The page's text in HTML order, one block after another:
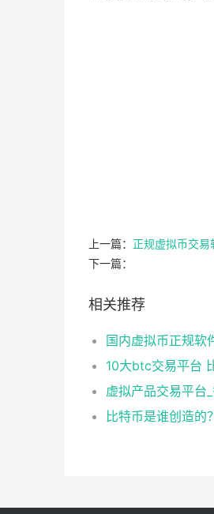
上一篇： 正规虚拟币交易
下一篇：
相关推荐
10大btc交易平台
虚拟产品交易平台
比特币是谁创造的